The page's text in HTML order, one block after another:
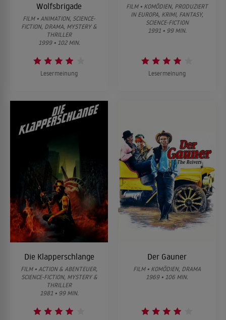
Wolfsbrigade
FILM • ANIMATION, SCIENCE-
FICTION, DRAMA, MYSTERY &
THRILLER
1999 • 102 MIN.
Lesermeinung
FILM • KOMÖDIEN, PRODUZIERT
IN EUROPA, KRIMI, FANTASY,
SCIENCE-FICTION
1991 • 99 MIN.
Lesermeinung
Die Klapperschlange
FILM • ACTION & ABENTEUER,
SCIENCE-FICTION, MYSTERY &
THRILLER
1981 • 99 MIN.
Der Gauner
FILM • KOMÖDIEN, DRAMA
1969 • 106 MIN.